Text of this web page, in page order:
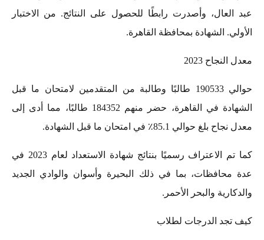
عبد العال، وأصدرت رابطًا للحصول على النتائج. من الاختبار
الأولي. الشهادة بمحافظة القاهرة.
معدل النجاح 2023
حوالي 190533 طالبًا وطالبة من المتقدمين لامتحان ما قبل
الشهادة في القاهرة، حضر منهم 184352 طالبًا، مما أدى إلى
معدل نجاح بلغ حوالي 85.1٪ في امتحان ما قبل الشهادة.
كما تم الاعتراف رسميًا بنتائج شهادة الاستعداد لعام 2023 في
عدة محافظات، بما في ذلك البحيرة وأسوان والوادي الجديد
والدكارية والبحر الأحمر.
كيف تجد الدرجات لطلاب